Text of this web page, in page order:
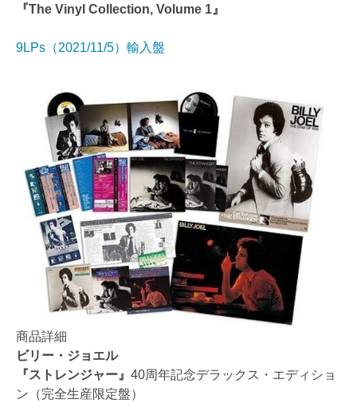
『The Vinyl Collection, Volume 1』
9LPs（2021/11/5）輸入盤
商品詳細
ビリー・ジョエル
『ストレンジャー』 40周年記念デラックス・エディショ
ン（完全生産限定盤）